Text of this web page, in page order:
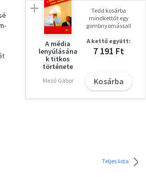
A média
lenyúlásána
k titkos
története
Mező Gábor
Tedd kosárba
mindkettőt egy
gombnyomással!
A kettő együtt:
7 191 Ft
Kosárba
Teljes lista